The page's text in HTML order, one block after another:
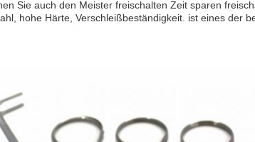
Sie auch den Meister freischalten Zeit sparen
hohe Härte, Verschleißbeständigkeit. ist eines der